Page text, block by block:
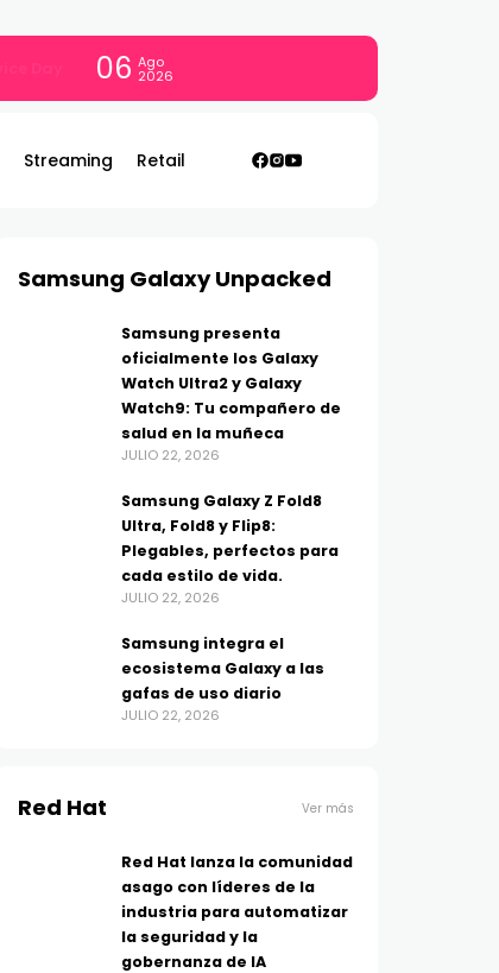
06 Ago
2026
Streaming Retail
Samsung Galaxy Unpacked
Samsung presenta
oficialmente los Galaxy
Watch Ultra2 y Galaxy
Watch9: Tu compañero de
salud en la muñeca
JULIO 22, 2026
Samsung Galaxy Z Fold8
Ultra, Fold8 y Flip8:
Plegables, perfectos para
cada estilo de vida.
JULIO 22, 2026
Samsung integra el
ecosistema Galaxy a las
gafas de uso diario
JULIO 22, 2026
Red Hat Ver más
Red Hat lanza la comunidad
asago con líderes de la
industria para automatizar
la seguridad y la
gobernanza de IA